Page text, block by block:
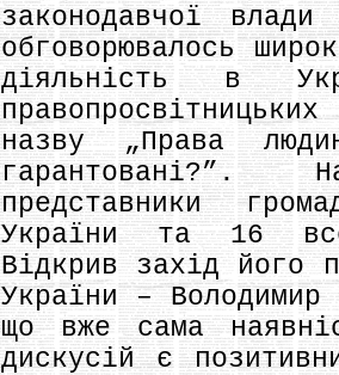
законодавчої
обговорювалось
діяльність в
назву „Права
гарантовані?”.
представники
України та 16
Відкрив захід його
України –
що вже сама
дискусій є